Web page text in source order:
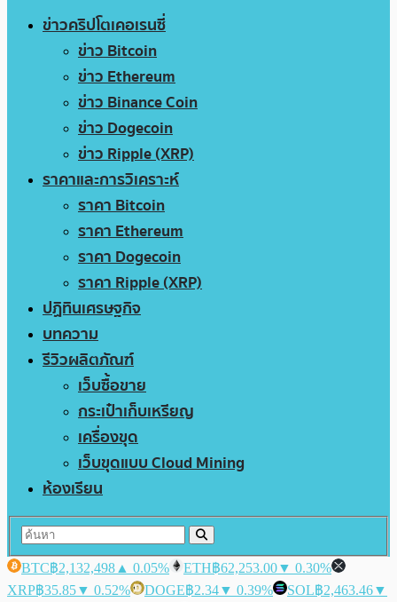
ข่าวคริปโตเคอเรนซี่
ข่าว Bitcoin
ข่าว Ethereum
ข่าว Binance Coin
ข่าว Dogecoin
ข่าว Ripple (XRP)
ราคาและการวิเคราะห์
ราคา Bitcoin
ราคา Ethereum
ราคา Dogecoin
ราคา Ripple (XRP)
ปฏิทินเศรษฐกิจ
บทความ
รีวิวผลิตภัณฑ์
เว็บซื้อขาย
กระเป๋าเก็บเหรียญ
เครื่องขุด
เว็บขุดแบบ Cloud Mining
ห้องเรียน
BTC฿2,132,498 ▲ 0.05% ETH฿62,253.00▼ 0.30%
XRP฿35.85▼ 0.52% DOGE฿2.34▼ 0.39% SOL฿2,463.46▼